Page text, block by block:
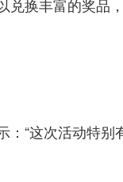
兑换丰富的奖品
：“这次活动特